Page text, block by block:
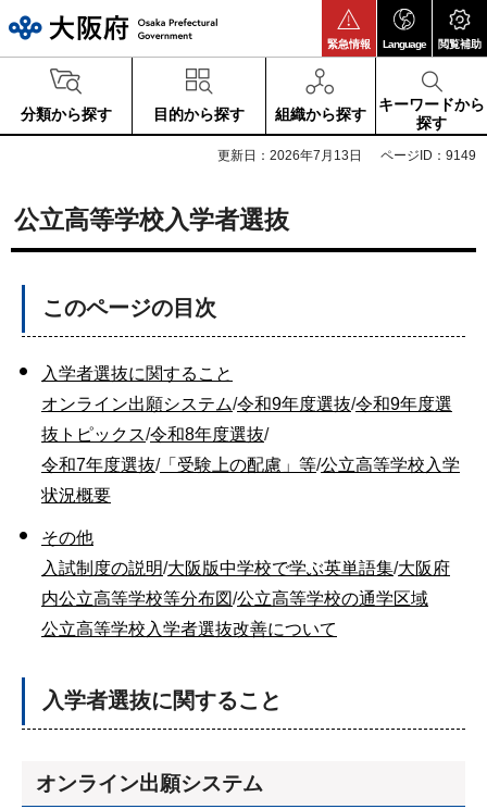
緊急情報 Language 閲覧補助
分類から探す 目的から探す 組織から探す
キーワードから
探す
更新日：2026年7月13日 ページID：9149
公立高等学校入学者選抜
このページの目次
入学者選抜に関すること
オンライン出願システム/令和9年度選抜/令和9年度選
抜トピックス/令和8年度選抜/
令和7年度選抜/「受験上の配慮」等/公立高等学校入学
状況概要
その他
入試制度の説明/大阪版中学校で学ぶ英単語集/大阪府
内公立高等学校等分布図/公立高等学校の通学区域
公立高等学校入学者選抜改善について
入学者選抜に関すること
オンライン出願システム